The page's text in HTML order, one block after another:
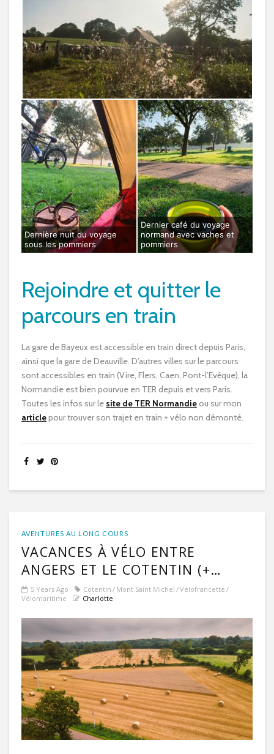
Dernière nuit du voyage
sous les pommiers
Dernier café du voyage
normand avec vaches et
pommiers
Rejoindre et quitter le
parcours en train
La gare de Bayeux est accessible en train direct depuis Paris,
ainsi que la gare de Deauville. D’autres villes sur le parcours
sont accessibles en train (Vire, Flers, Caen, Pont-l’Evêque), la
Normandie est bien pourvue en TER depuis et vers Paris.
Toutes les infos sur le site de TER Normandieou sur mon
articlepour trouver son trajet en train + vélo non démonté.
AVENTURES AU LONG COURS
VACANCES À VÉLO ENTRE
ANGERS ET LE COTENTIN (+
MONT-ST-MICHEL)
5 Years Ago Cotentin Mont Saint Michel Vélofrancette
Vélomaritime
Charlotte